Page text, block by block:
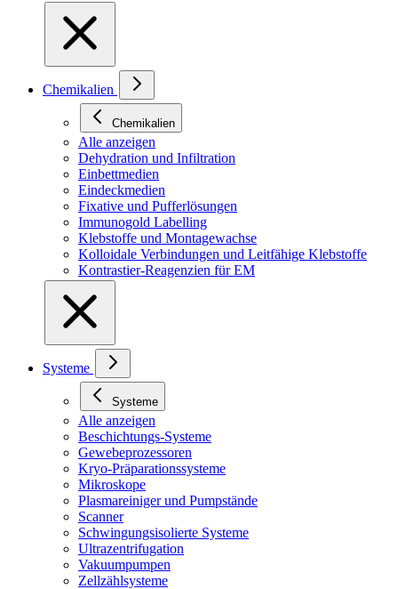
Chemikalien
Chemikalien
Alle anzeigen
Dehydration und Infiltration
Einbettmedien
Eindeckmedien
Fixative und Pufferlösungen
Immunogold Labelling
Klebstoffe und Montagewachse
Kolloidale Verbindungen und Leitfähige Klebstoffe
Kontrastier-Reagenzien für EM
Systeme
Systeme
Alle anzeigen
Beschichtungs-Systeme
Gewebeprozessoren
Kryo-Präparationssysteme
Mikroskope
Plasmareiniger und Pumpstände
Scanner
Schwingungsisolierte Systeme
Ultrazentrifugation
Vakuumpumpen
Zellzählsysteme